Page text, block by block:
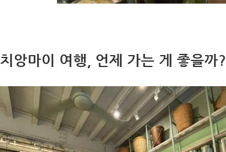
치앙마이 여행, 언제 가는 게 좋을까?